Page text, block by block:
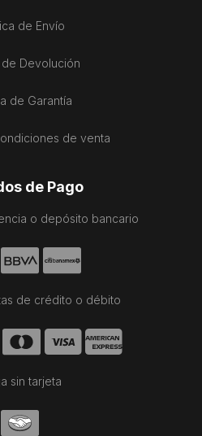
de Envío
de Devolución
de Garantía
de venta
de Pago
o depósito bancario
de crédito o débito
sin tarjeta